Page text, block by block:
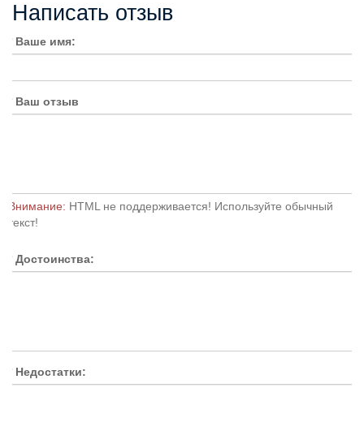
Написать отзыв
Ваше имя:
Ваш отзыв
Внимание: HTML не поддерживается! Используйте обычный
текст!
Достоинства:
Недостатки: